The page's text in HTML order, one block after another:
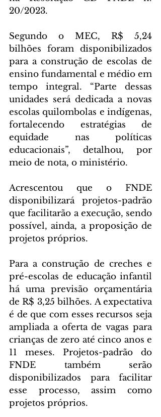
20/2023.
Segundo o MEC, R$ 5,24
bilhões foram disponibilizados
para a construção de escolas de
ensino fundamental e médio em
tempo integral. “Parte dessas
unidades será dedicada a novas
escolas quilombolas e indígenas,
fortalecendo estratégias de
equidade nas políticas
educacionais”, detalhou, por
meio de nota, o ministério.
Acrescentou que o FNDE
disponibilizará projetos-padrão
que facilitarão a execução, sendo
possível, ainda, a proposição de
projetos próprios.
Para a construção de creches e
pré-escolas de educação infantil
há uma previsão orçamentária
de R$ 3,25 bilhões. A expectativa
é de que com esses recursos seja
ampliada a oferta de vagas para
crianças de zero até cinco anos e
11 meses. Projetos-padrão do
FNDE também serão
disponibilizados para facilitar
esse processo, assim como
projetos próprios.